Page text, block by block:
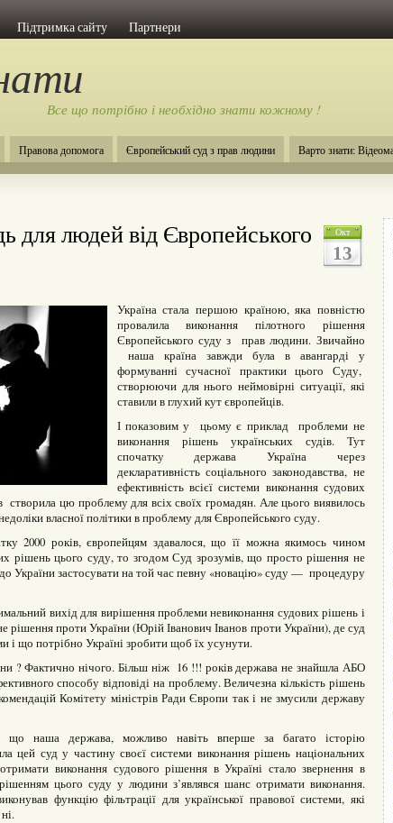
Підтримка сайту Партнери
Все що потрібно і необхідно знати кожному !
Правова допомога Європейський суд з прав людини Варто знати:
Окт
13
для людей від Європейського
Україна стала першою країною, яка повністю
провалила виконання пілотного рішення
Європейського суду з прав людини. Звичайно
наша країна завжди була в авангарді у
формуванні сучасної практики цього Суду,
створюючи для нього неймовірні ситуації, які
ставили в глухий кут європейців.
І показовим у цьому є приклад проблеми не
виконання рішень українських судів. Тут
спочатку держава Україна через
декларативність соціального законодавства, не
ефективність всієї системи виконання судових
створила цю проблему для всіх своїх громадян. Але цього виявилось
власної політики в проблему для Європейського суду.
2000 років, європейцям здавалося, що її можна якимось чином
рішень цього суду, то згодом Суд зрозумів, що просто рішення не
України застосувати на той час певну «новацію» суду — процедуру
вихід для вирішення проблеми невиконання судових рішень і
рішення проти України (Юрій Іванович Іванов проти України), де суд
і що потрібно Україні зробити щоб їх усунути.
? Фактично нічого. Більш ніж 16 !!! років держава не знайшла АБО
способу відповіді на проблему. Величезна кількість рішень
Комітету міністрів Ради Європи так і не змусили державу
що наша держава, можливо навіть вперше за багато історію
цей суд у частину своєї системи виконання рішень національних
виконання судового рішення в Україні стало звернення в
цього суду у людини з’являвся шанс отримати виконання.
функцію фільтрації для української правової системи, які